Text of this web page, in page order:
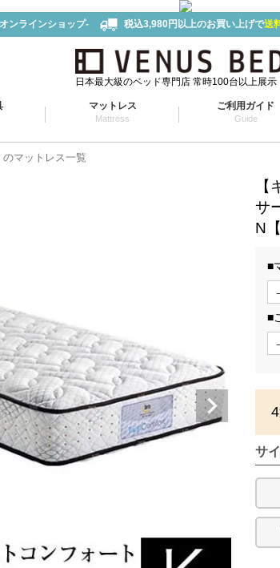
ンラインショップ- 税込3,980円以上のお買い上げで送
日本最大級のベッド専門店 常時100台以上展示
マットレス
Mattress
ご利用ガイド
Guide
マットレス一覧
【
サ
N
■
■
サ